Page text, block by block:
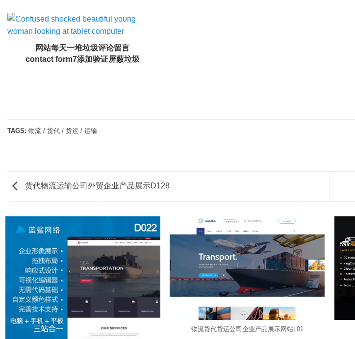
网站每天一堆垃圾评论留言
contact form7添加验证屏蔽垃圾
TAGS: 物流 / 货代 / 货运 / 运输
货代物流运输公司外贸企业产品展示D128
物流货代货运公司企业产品展示网站L01